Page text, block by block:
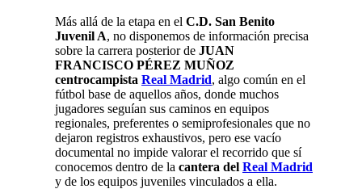
Más allá de la etapa en el C.D. San Benito
Juvenil A, no disponemos de información precisa
sobre la carrera posterior de JUAN
FRANCISCO PÉREZ MUÑOZ
centrocampista Real Madrid, algo común en el
fútbol base de aquellos años, donde muchos
jugadores seguían sus caminos en equipos
regionales, preferentes o semiprofesionales que no
dejaron registros exhaustivos, pero ese vacío
documental no impide valorar el recorrido que sí
conocemos dentro de la cantera del Real Madrid
y de los equipos juveniles vinculados a ella.